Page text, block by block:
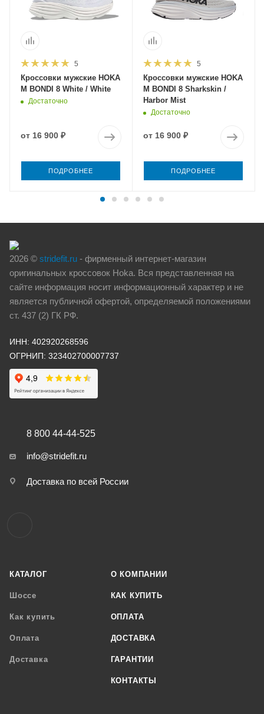
5
Кроссовки мужские HOKA
M BONDI 8 White / White
Достаточно
от 16 900 ₽
ПОДРОБНЕЕ
5
Кроссовки мужские HOKA
M BONDI 8 Sharkskin /
Harbor Mist
Достаточно
от 16 900 ₽
ПОДРОБНЕЕ
2026 © stridefit.ru - фирменный интернет-магазин
оригинальных кроссовок Hoka. Вся представленная на
сайте информация носит информационный характер и не
является публичной офертой, определяемой положениями
ст. 437 (2) ГК РФ.
ИНН: 402920268596
ОГРНИП: 323402700007737
КАТАЛОГ
Шоссе
Как купить
Оплата
Доставка
О КОМПАНИИ
КАК КУПИТЬ
ОПЛАТА
ДОСТАВКА
ГАРАНТИИ
КОНТАКТЫ
8 800 44-44-525
info@stridefit.ru
Доставка по всей России